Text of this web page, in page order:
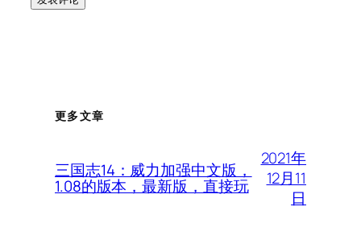
更多文章
三国志14：威力加强中文版，
1.08的版本，最新版，直接玩
2021年
12月11
日